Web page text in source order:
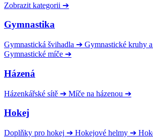
Zobrazit kategorii ➔
Gymnastika
Gymnastická švihadla ➔ Gymnastické kruhy
Gymnastické míče ➔
Házená
Házenkářské sítě ➔ Míče na házenou ➔
Hokej
Doplňky pro hokej ➔ Hokejové helmy ➔